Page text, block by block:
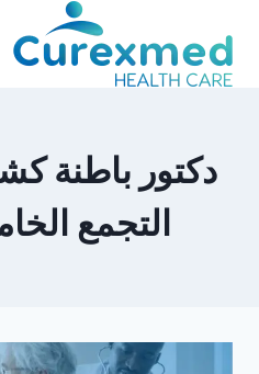
المحتوى
دكتور باطنة
التجمع